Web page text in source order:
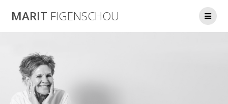
to
MARIT FIGENSCHOU